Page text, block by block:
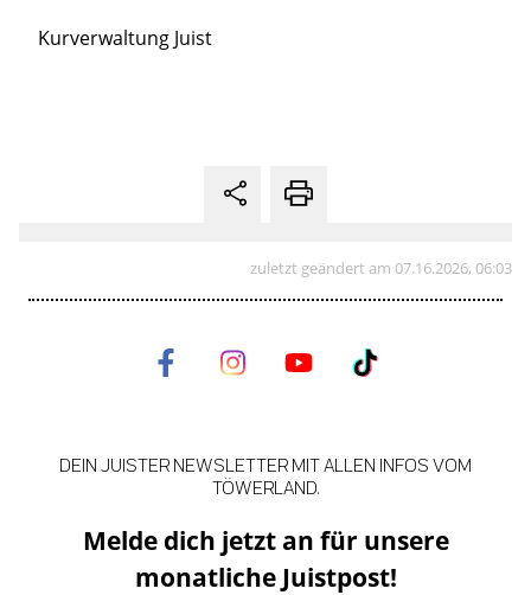
Kurverwaltung Juist
zuletzt geändert am 07.16.2026, 06:03
Melde dich jetzt an für unsere
monatliche Juistpost!
DEIN JUISTER NEWSLETTER MIT ALLEN INFOS VOM
TÖWERLAND.